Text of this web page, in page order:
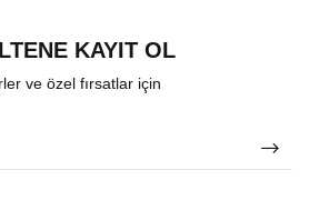
KAYIT OL
ve özel fırsatlar için